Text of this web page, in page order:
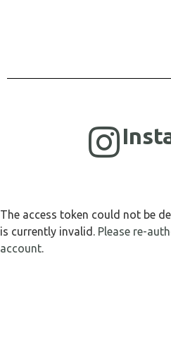
The access token could not be
is currently invalid. Please re-
account